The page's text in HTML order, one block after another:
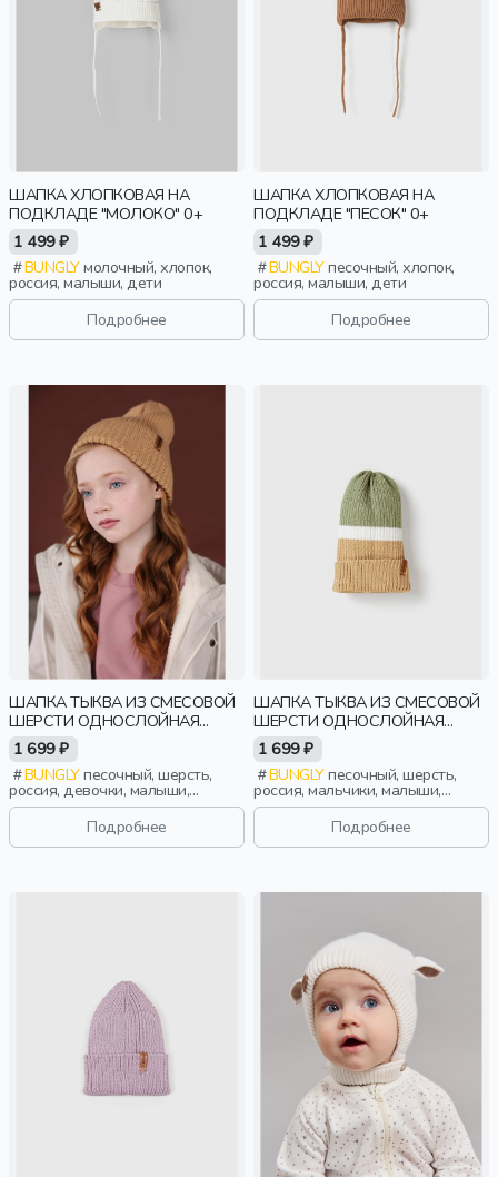
ШАПКА ХЛОПКОВАЯ НА
ПОДКЛАДЕ "МОЛОКО" 0+
1 499 ₽
BUNGLYмолочный, хлопок,
россия, малыши, дети
Подробнее
ШАПКА ХЛОПКОВАЯ НА
ПОДКЛАДЕ "ПЕСОК" 0+
1 499 ₽
BUNGLYпесочный, хлопок,
россия, малыши, дети
Подробнее
ШАПКА ТЫКВА ИЗ СМЕСОВОЙ
ШЕРСТИ ОДНОСЛОЙНАЯ
"ПЕСОК"
1 699 ₽
BUNGLYпесочный, шерсть,
россия, девочки, малыши,
дошкольники, дети
Подробнее
ШАПКА ТЫКВА ИЗ СМЕСОВОЙ
ШЕРСТИ ОДНОСЛОЙНАЯ
КОЛОР БЛОК "ПЕСОК"
1 699 ₽
BUNGLYпесочный, шерсть,
россия, мальчики, малыши,
дошкольники, дети
Подробнее